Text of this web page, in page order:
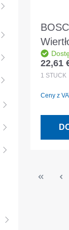
SDS
Cena
22,61
1 STÜCK
Ceny z